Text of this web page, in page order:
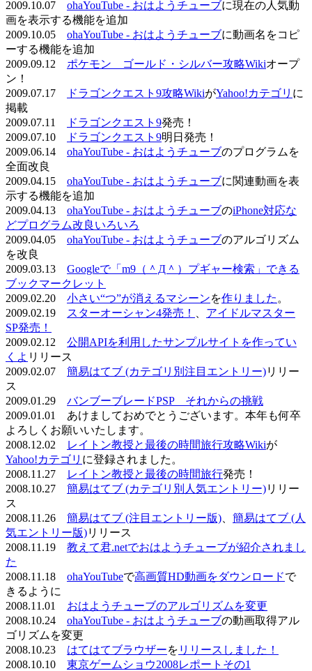
2009.10.07 ohaYouTube - おはようチューブに現在の人気動
画を表示する機能を追加
2009.10.05 ohaYouTube - おはようチューブに動画名をコピ
ーする機能を追加
2009.09.12 ポケモン ゴールド・シルバー攻略Wikiオープ
ン！
2009.07.17
ドラゴンクエスト9攻略WikiがYahoo!カテゴリ に
掲載
2009.07.11
ドラゴンクエスト9発売！
2009.07.10
ドラゴンクエスト9明日発売！
2009.06.14 ohaYouTube - おはようチューブのプログラムを
全面改良
2009.04.15 ohaYouTube - おはようチューブに関連動画を表
示する機能を追加
2009.04.13 ohaYouTube - おはようチューブのiPhone対応な
どプログラム改良いろいろ
2009.04.05 ohaYouTube - おはようチューブのアルゴリズム
を改良
2009.03.13 Googleで「m9（＾Д＾）プギャー検索」できる
ブックマークレット
2009.02.20 小さい“つ”が消えるマシーンを作りました 。
2009.02.19
スターオーシャン4発売！
アイドルマスター
SP発売！
2009.02.12 公開APIを利用したサンプルサイトを作ってい
くよ リリース
2009.02.07 簡易はてブ (カテゴリ別注目エントリー)リリー
ス
2009.01.29 バンブーブレードPSP それからの挑戦
2009.01.01 あけましておめでとうございます。本年も何卒
よろしくお願いいたします。
2008.12.02
レイトン教授と最後の時間旅行攻略Wikiが
Yahoo!カテゴリ に登録されました。
2008.11.27
レイトン教授と最後の時間旅行発売！
2008.10.27 簡易はてブ (カテゴリ別人気エントリー)リリー
ス
2008.11.26 簡易はてブ (注目エントリー版)
簡易はてブ (人
気エントリー版)リリース
2008.11.19 教えて君.netでおはようチューブが紹介されまし
た
2008.11.18 ohaYouTubeで高画質HD動画をダウンロードで
きるように
2008.11.01 おはようチューブのアルゴリズムを変更
2008.10.24 ohaYouTube - おはようチューブの動画取得アル
ゴリズムを変更
2008.10.23 はてはてブラウザーを リリースしました！
2008.10.10 東京ゲームショウ2008レポートその1